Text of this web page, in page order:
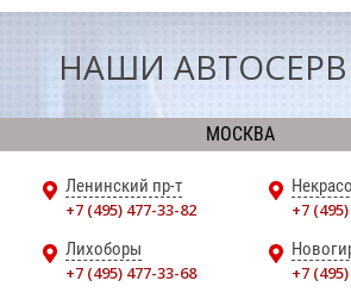
НАШИ
МОСКВА
Ленинский пр-т
+7 (495) 477-33-82
+7
Лихоборы
+7 (495) 477-33-68
+7